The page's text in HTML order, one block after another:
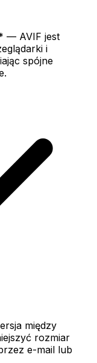
— AVIF jest
i
spójne
między
rozmiar
e-mail lub